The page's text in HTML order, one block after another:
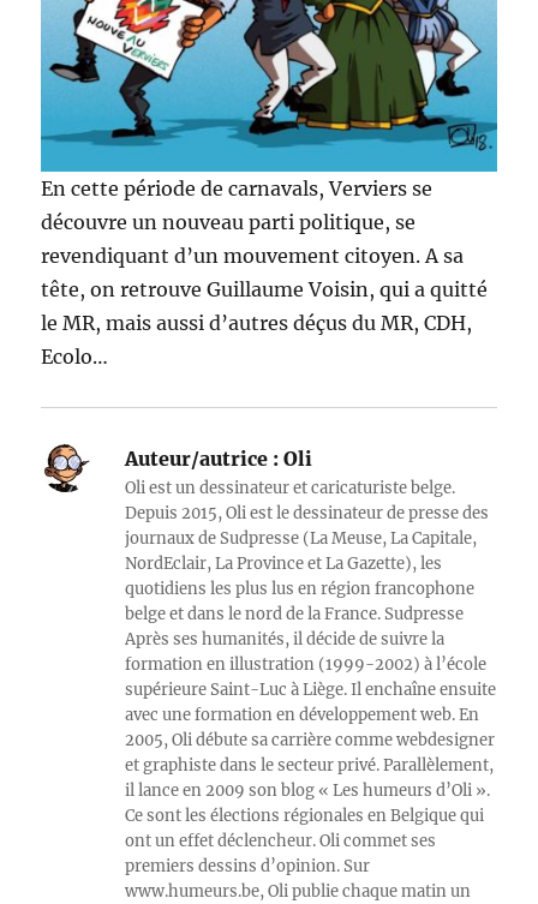
En cette période de carnavals, Verviers se
découvre un nouveau parti politique, se
revendiquant d’un mouvement citoyen. A sa
tête, on retrouve Guillaume Voisin, qui a quitté
le MR, mais aussi d’autres déçus du MR, CDH,
Ecolo…
Auteur/autrice : Oli
Oli est un dessinateur et caricaturiste belge.
Depuis 2015, Oli est le dessinateur de presse des
journaux de Sudpresse (La Meuse, La Capitale,
NordEclair, La Province et La Gazette), les
quotidiens les plus lus en région francophone
belge et dans le nord de la France. Sudpresse
Après ses humanités, il décide de suivre la
formation en illustration (1999-2002) à l’école
supérieure Saint-Luc à Liège. Il enchaîne ensuite
avec une formation en développement web. En
2005, Oli débute sa carrière comme webdesigner
et graphiste dans le secteur privé. Parallèlement,
il lance en 2009 son blog « Les humeurs d’Oli ».
Ce sont les élections régionales en Belgique qui
ont un effet déclencheur. Oli commet ses
premiers dessins d’opinion. Sur
www.humeurs.be, Oli publie chaque matin un